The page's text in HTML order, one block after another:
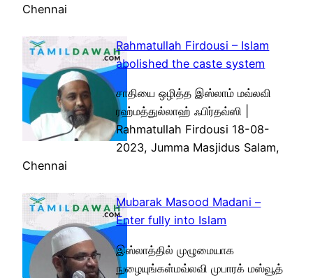
Chennai
Rahmatullah Firdousi – Islam
abolished the caste system
சாதியை ஒழித்த இஸ்லாம் மவ்லவி
ரஹ்மத்துல்லாஹ் ஃபிர்தவ்ஸி |
Rahmatullah Firdousi 18-08-
2023, Jumma Masjidus Salam,
Chennai
Mubarak Masood Madani –
Enter fully into Islam
இஸ்லாத்தில் முழுமையாக
நுழையுங்கள்மவ்லவி முபாரக் மஸ்வூத்